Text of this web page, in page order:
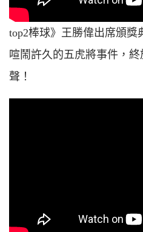
top2棒球》王勝偉出席頒獎
喧鬧許久的五虎將事件，
聲！